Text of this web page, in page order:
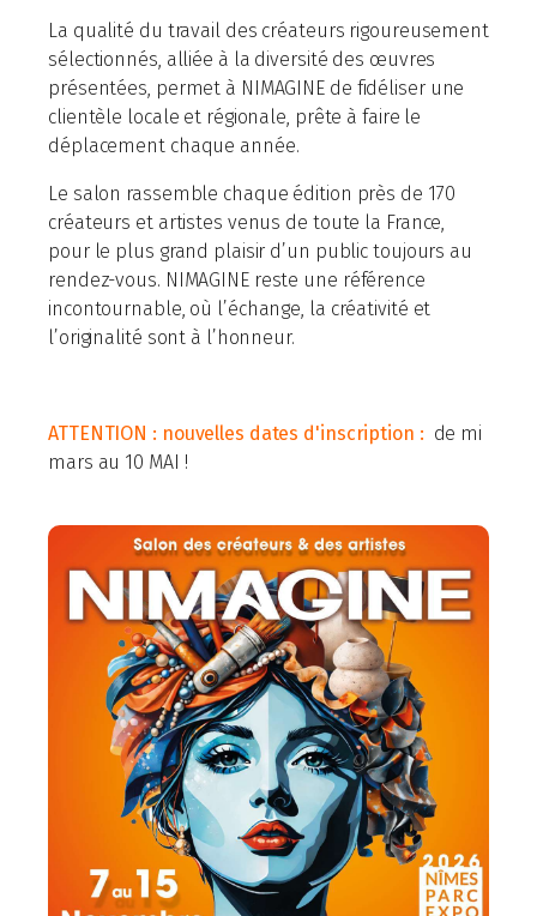
La qualité du travail des créateurs rigoureusement
sélectionnés, alliée à la diversité des œuvres
présentées, permet à NIMAGINE de fidéliser une
clientèle locale et régionale, prête à faire le
déplacement chaque année.
Le salon rassemble chaque édition près de 170
créateurs et artistes venus de toute la France,
pour le plus grand plaisir d’un public toujours au
rendez-vous. NIMAGINE reste une référence
incontournable, où l’échange, la créativité et
l’originalité sont à l’honneur.
ATTENTION : nouvelles dates d'inscription : de mi
mars au 10 MAI !